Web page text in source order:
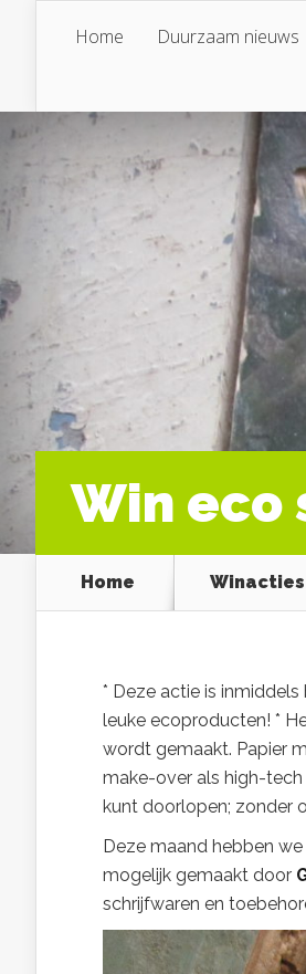
Home Duurzaam nieuws
Win eco
Home Winacties
* Deze actie is
leuke ecoproducten! *
wordt gemaakt. Papier
make-over als high-
kunt doorlopen; zonder
Deze maand hebben
mogelijk gemaakt door
schrijfwaren en